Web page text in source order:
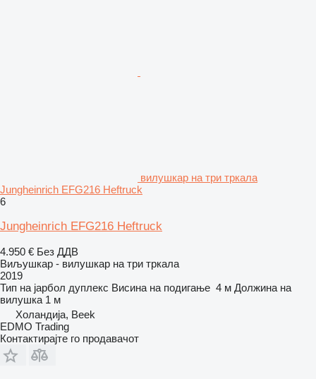
вилушкар на три тркала
Jungheinrich EFG216 Heftruck
6
Jungheinrich EFG216 Heftruck
4.950 € Без ДДВ
Виљушкар - вилушкар на три тркала
2019
Тип на јарбол дуплекс Висина на подигање 4 м Должина на
вилушка 1 м
Холандија, Beek
EDMO Trading
Контактирајте го продавачот